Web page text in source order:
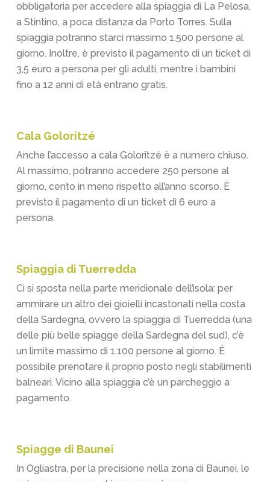
obbligatoria per accedere alla spiaggia di La Pelosa,
a Stintino, a poca distanza da Porto Torres. Sulla
spiaggia potranno starci massimo 1.500 persone al
giorno. Inoltre, è previsto il pagamento di un ticket di
3,5 euro a persona per gli adulti, mentre i bambini
fino a 12 anni di età entrano gratis.
Cala Goloritzé
Anche l’accesso a cala Goloritzé è a numero chiuso.
Al massimo, potranno accedere 250 persone al
giorno, cento in meno rispetto all’anno scorso. È
previsto il pagamento di un ticket di 6 euro a
persona.
Spiaggia di Tuerredda
Ci si sposta nella parte meridionale dell’isola: per
ammirare un altro dei gioielli incastonati nella costa
della Sardegna, ovvero la spiaggia di Tuerredda (una
delle più belle spiagge della Sardegna del sud), c’è
un limite massimo di 1.100 persone al giorno. È
possibile prenotare il proprio posto negli stabilimenti
balneari. Vicino alla spiaggia c’è un parcheggio a
pagamento.
Spiagge di Baunei
In Ogliastra, per la precisione nella zona di Baunei, le